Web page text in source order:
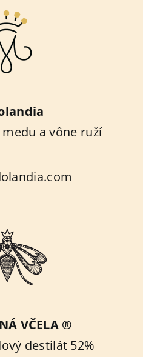
a vône ruží
VČELA ®
destilát 52%